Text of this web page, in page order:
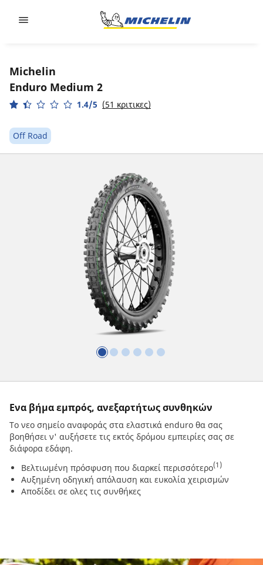
Michelin
Enduro Medium 2
1.4/5 (51 κριτικες)
Off Road
Ενα βήμα εμπρός, ανεξαρτήτως συνθηκών
Το νεο σημείο αναφοράς στα ελαστικά enduro θα σας
βοηθήσει ν' αυξήσετε τις εκτός δρόμου εμπειρίες σας σε
διάφορα εδάφη.
Βελτιωμένη πρόσφυση που διαρκεί περισσότερο(1)
Αυξημένη οδηγική απόλαυση και ευκολία χειρισμών
Αποδίδει σε ολες τις συνθήκες